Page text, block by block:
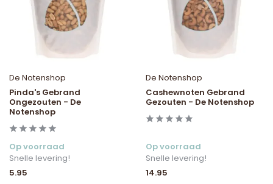
De Notenshop
Pinda's Gebrand
Ongezouten - De
Notenshop
Op voorraad
Snelle levering!
5.95
De Notenshop
Cashewnoten Gebrand
Gezouten - De Notenshop
Op voorraad
Snelle levering!
14.95